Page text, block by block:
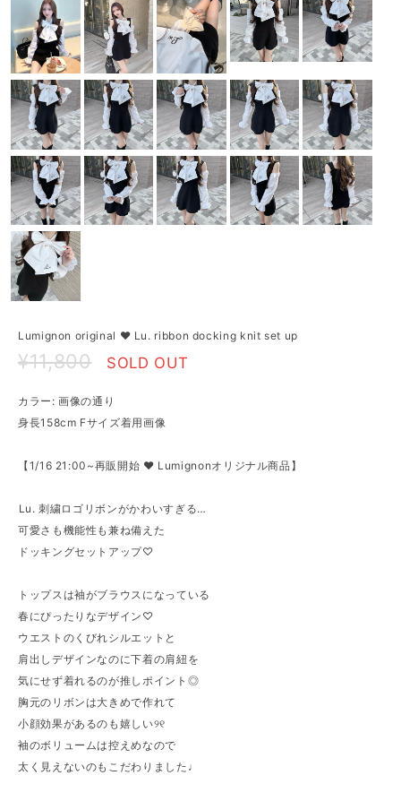
Lumignon original ♥ Lu. ribbon docking knit set up
¥11,800 SOLD OUT
カラー: 画像の通り
身長158cm Fサイズ着用画像
【1/16 21:00~再販開始 ♥ Lumignonオリジナル商品】
⁡Lu. 刺繍ロゴリボンがかわいすぎる…
可愛さも機能性も兼ね備えた
ドッキングセットアップ♡
トップスは袖がブラウスになっている
春にぴったりなデザイン♡
ウエストのくびれシルエットと
肩出しデザインなのに下着の肩紐を
気にせず着れるのが推しポイント◎
胸元のリボンは大きめで作れて
小顔効果があるのも嬉しい୨୧
袖のボリュームは控えめなので
太く見えないのもこだわりました♩